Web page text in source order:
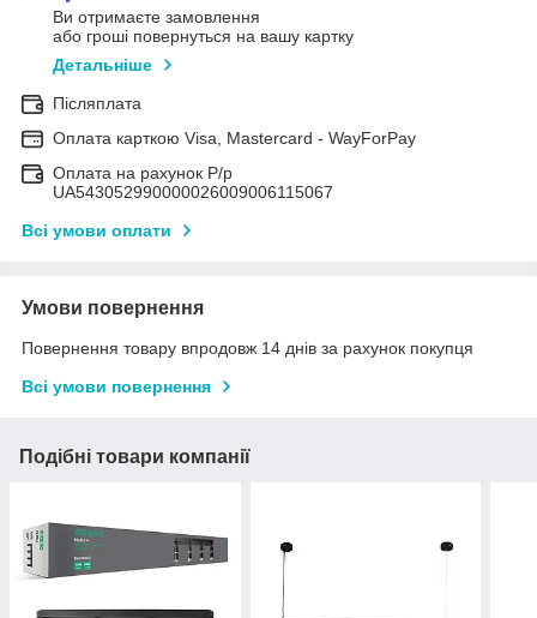
Ви отримаєте замовлення
або гроші повернуться на вашу картку
Детальніше
Післяплата
Оплата карткою Visa, Mastercard - WayForPay
Оплата на рахунок Р/р
UA543052990000026009006115067
Всі умови оплати
Умови повернення
Повернення товару впродовж 14 днів за рахунок покупця
Всі умови повернення
Подібні товари компанії